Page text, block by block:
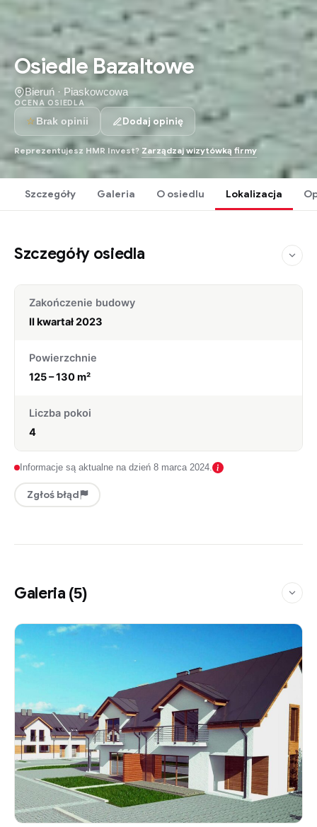
Osiedle Bazaltowe
Bieruń · Piaskowcowa
OCENA OSIEDLA
☆ Brak opinii Dodaj opinię
Reprezentujesz HMR Invest? Zarządzaj wizytówką firmy
Szczegóły Galeria O osiedlu Lokalizacja
Szczegóły osiedla
Zakończenie budowy
II kwartał 2023
Powierzchnie
125 – 130 m²
Liczba pokoi
4
Informacje są aktualne na dzień 8 marca 2024.
Zgłoś błąd
Galeria (5)